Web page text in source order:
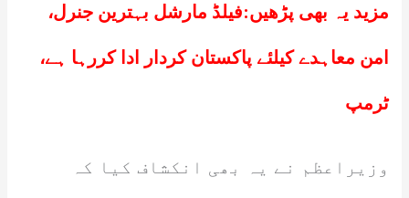
مزید یہ بھی پڑھیں:فیلڈ مارشل بہترین جنرل،
امن معاہدے کیلئے پاکستان کردار ادا کررہا ہے،
ٹرمپ
وزیراعظم نے یہ بھی انکشاف کیا کہ